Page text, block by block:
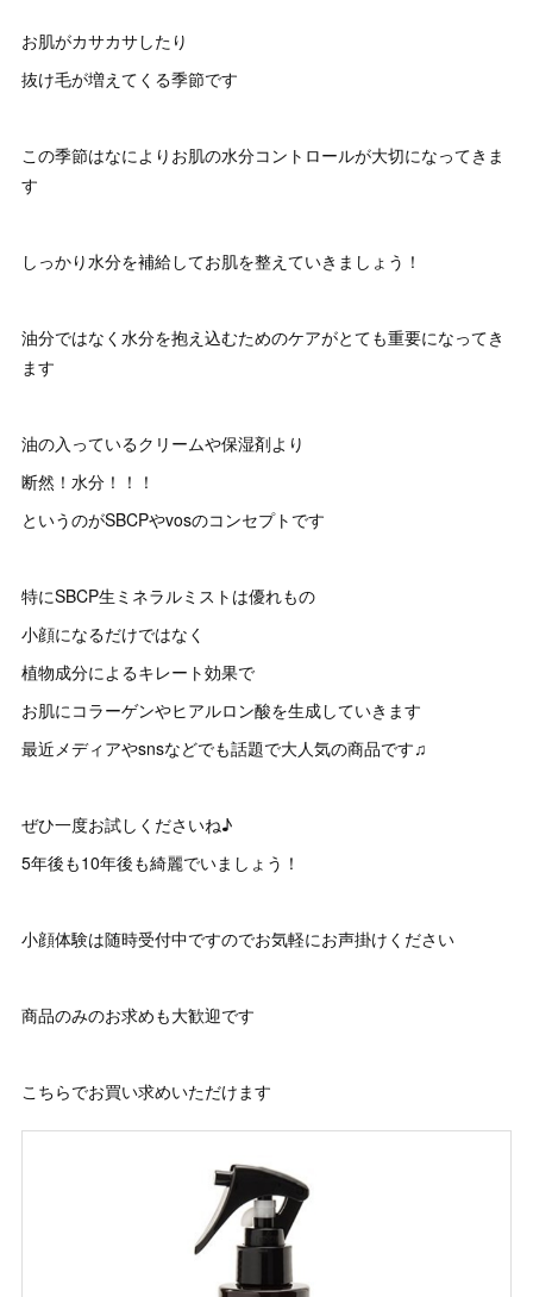
お肌がカサカサしたり
抜け毛が増えてくる季節です
この季節はなによりお肌の水分コントロールが大切になってきま
す
しっかり水分を補給してお肌を整えていきましょう！
油分ではなく水分を抱え込むためのケアがとても重要になってき
ます
油の入っているクリームや保湿剤より
断然！水分！！！
というのがSBCPやvosのコンセプトです
特にSBCP生ミネラルミストは優れもの
小顔になるだけではなく
植物成分によるキレート効果で
お肌にコラーゲンやヒアルロン酸を生成していきます
最近メディアやsnsなどでも話題で大人気の商品です♫
ぜひ一度お試しくださいね♪
5年後も10年後も綺麗でいましょう！
小顔体験は随時受付中ですのでお気軽にお声掛けください
商品のみのお求めも大歓迎です
こちらでお買い求めいただけます